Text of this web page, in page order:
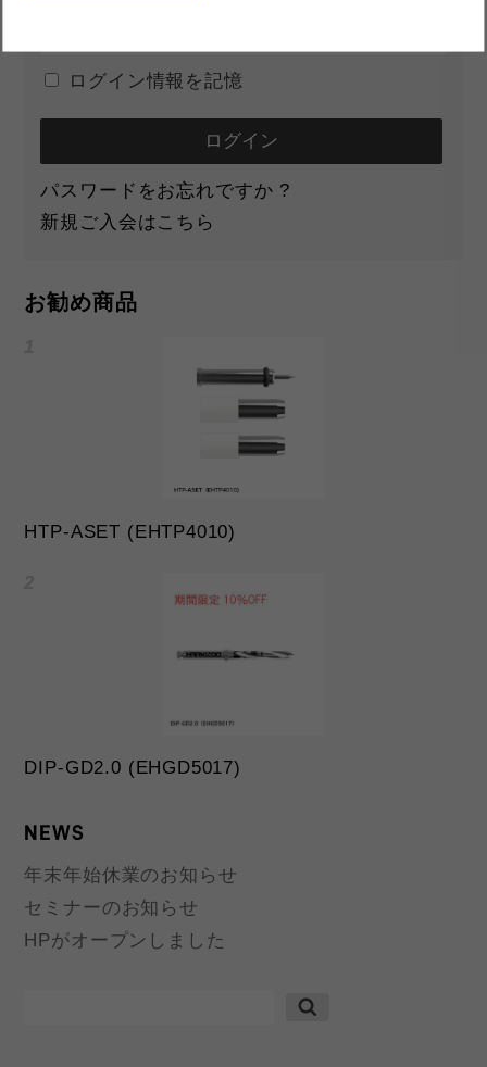
ログイン情報を記憶
パスワードをお忘れですか ?
新規ご入会はこちら
お勧め商品
HTP-ASET (EHTP4010)
DIP-GD2.0 (EHGD5017)
NEWS
年末年始休業のお知らせ
セミナーのお知らせ
HPがオープンしました